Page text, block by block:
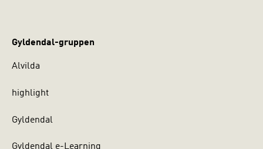
Gyldendal-gruppen
Alvilda
highlight
Gyldendal
Gyldendal e-Learning